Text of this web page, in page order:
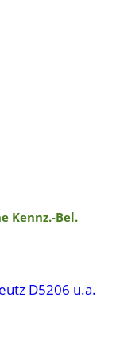
Kennz.-Bel.